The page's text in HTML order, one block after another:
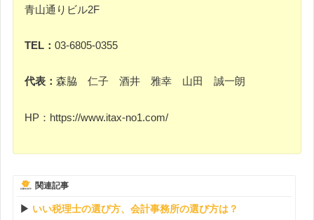
青山通りビル2F
TEL：03-6805-0355
代表：森脇 仁子 酒井 雅幸 山田 誠一朗
HP：https://www.itax-no1.com/
関連記事
いい税理士の選び方、会計事務所の選び方は？